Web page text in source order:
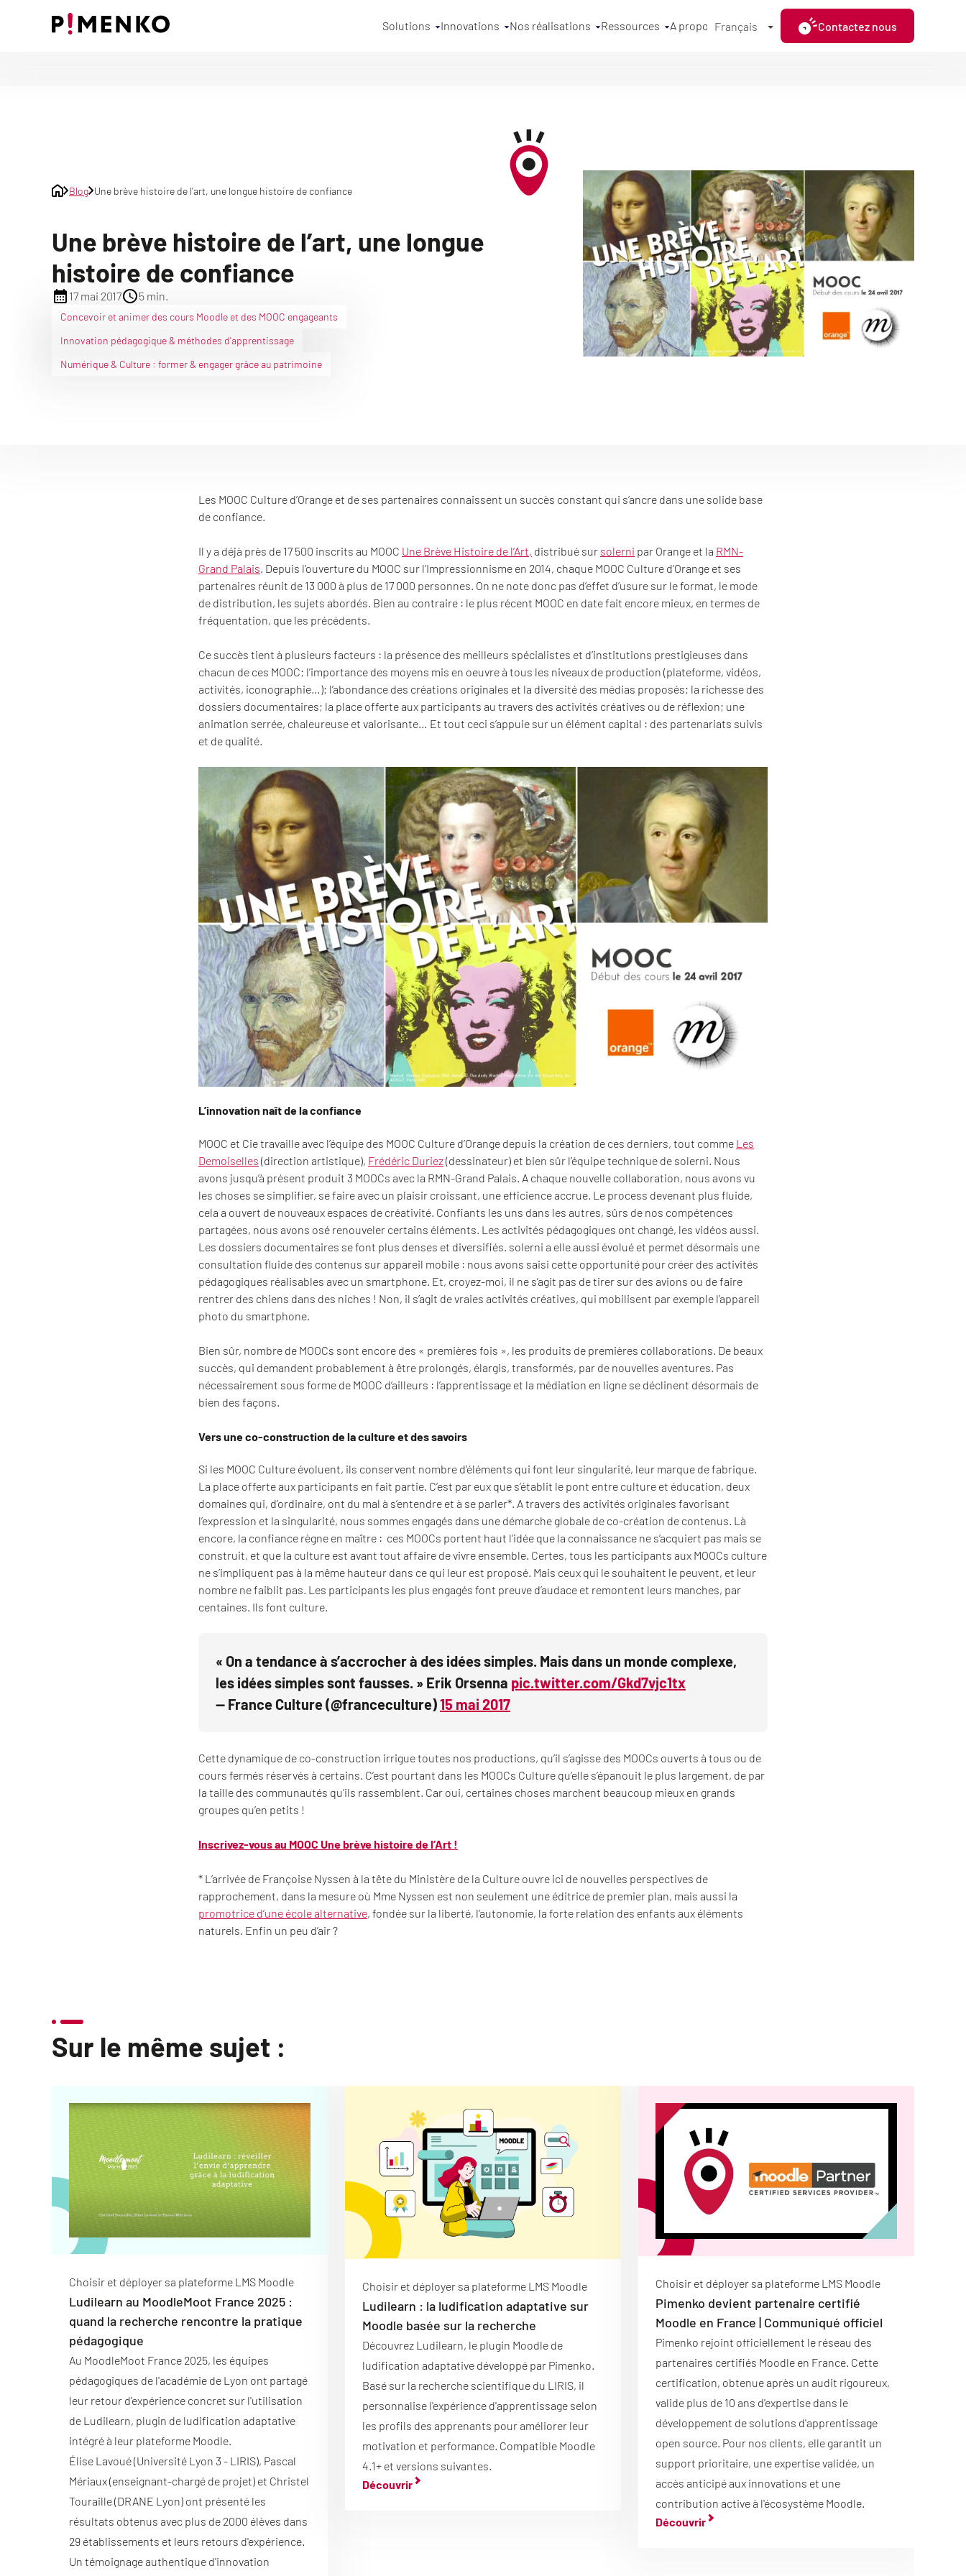
Solutions Innovations Nos réalisations Ressources A propos Français Contactez nous
Blog Une brève histoire de l’art, une longue histoire de confiance
Une brève histoire de l’art, une longue
histoire de confiance
17 mai 2017 5 min.
Concevoir et animer des cours Moodle et des MOOC engageants
Innovation pédagogique & méthodes d'apprentissage
Numérique & Culture : former & engager grâce au patrimoine
Les MOOC Culture d’Orange et de ses partenaires connaissent un succès constant qui s’ancre dans une solide base
de confiance.
Il y a déjà près de 17 500 inscrits au MOOC Une Brève Histoire de l’Art, distribué sur solerni par Orange et la RMN-
Grand Palais. Depuis l’ouverture du MOOC sur l’Impressionnisme en 2014, chaque MOOC Culture d’Orange et ses
partenaires réunit de 13 000 à plus de 17 000 personnes. On ne note donc pas d’effet d’usure sur le format, le mode
de distribution, les sujets abordés. Bien au contraire : le plus récent MOOC en date fait encore mieux, en termes de
fréquentation, que les précédents.
Ce succès tient à plusieurs facteurs : la présence des meilleurs spécialistes et d’institutions prestigieuses dans
chacun de ces MOOC; l’importance des moyens mis en oeuvre à tous les niveaux de production (plateforme, vidéos,
activités, iconographie…); l’abondance des créations originales et la diversité des médias proposés; la richesse des
dossiers documentaires; la place offerte aux participants au travers des activités créatives ou de réflexion; une
animation serrée, chaleureuse et valorisante… Et tout ceci s’appuie sur un élément capital : des partenariats suivis
et de qualité.
L’innovation naît de la confiance
MOOC et Cie travaille avec l’équipe des MOOC Culture d’Orange depuis la création de ces derniers, tout comme Les
Demoiselles (direction artistique), Frédéric Duriez(dessinateur) et bien sûr l’équipe technique de solerni. Nous
avons jusqu’à présent produit 3 MOOCs avec la RMN-Grand Palais. A chaque nouvelle collaboration, nous avons vu
les choses se simplifier, se faire avec un plaisir croissant, une efficience accrue. Le process devenant plus fluide,
cela a ouvert de nouveaux espaces de créativité. Confiants les uns dans les autres, sûrs de nos compétences
partagées, nous avons osé renouveler certains éléments. Les activités pédagogiques ont changé, les vidéos aussi.
Les dossiers documentaires se font plus denses et diversifiés. solerni a elle aussi évolué et permet désormais une
consultation fluide des contenus sur appareil mobile : nous avons saisi cette opportunité pour créer des activités
pédagogiques réalisables avec un smartphone. Et, croyez-moi, il ne s’agit pas de tirer sur des avions ou de faire
rentrer des chiens dans des niches ! Non, il s’agit de vraies activités créatives, qui mobilisent par exemple l’appareil
photo du smartphone.
Bien sûr, nombre de MOOCs sont encore des « premières fois », les produits de premières collaborations. De beaux
succès, qui demandent probablement à être prolongés, élargis, transformés, par de nouvelles aventures. Pas
nécessairement sous forme de MOOC d’ailleurs : l’apprentissage et la médiation en ligne se déclinent désormais de
bien des façons.
Vers une co-construction de la culture et des savoirs
Si les MOOC Culture évoluent, ils conservent nombre d’éléments qui font leur singularité, leur marque de fabrique.
La place offerte aux participants en fait partie. C’est par eux que s’établit le pont entre culture et éducation, deux
domaines qui, d’ordinaire, ont du mal à s’entendre et à se parler*. A travers des activités originales favorisant
l’expression et la singularité, nous sommes engagés dans une démarche globale de co-création de contenus. Là
encore, la confiance règne en maître : ces MOOCs portent haut l’idée que la connaissance ne s’acquiert pas mais se
construit, et que la culture est avant tout affaire de vivre ensemble. Certes, tous les participants aux MOOCs culture
ne s’impliquent pas à la même hauteur dans ce qui leur est proposé. Mais ceux qui le souhaitent le peuvent, et leur
nombre ne faiblit pas. Les participants les plus engagés font preuve d’audace et remontent leurs manches, par
centaines. Ils font culture.
« On a tendance à s’accrocher à des idées simples. Mais dans un monde complexe,
les idées simples sont fausses. » Erik Orsenna pic.twitter.com/Gkd7vjc1tx
— France Culture (@franceculture)15 mai 2017
Cette dynamique de co-construction irrigue toutes nos productions, qu’il s’agisse des MOOCs ouverts à tous ou de
cours fermés réservés à certains. C’est pourtant dans les MOOCs Culture qu’elle s’épanouit le plus largement, de par
la taille des communautés qu’ils rassemblent. Car oui, certaines choses marchent beaucoup mieux en grands
groupes qu’en petits !
Inscrivez-vous au MOOC Une brève histoire de l’Art !
* L’arrivée de Françoise Nyssen à la tête du Ministère de la Culture ouvre ici de nouvelles perspectives de
rapprochement, dans la mesure où Mme Nyssen est non seulement une éditrice de premier plan, mais aussi la
promotrice d’une école alternative, fondée sur la liberté, l’autonomie, la forte relation des enfants aux éléments
naturels. Enfin un peu d’air ?
Sur le même sujet :
Choisir et déployer sa plateforme LMS Moodle
Ludilearn au MoodleMoot France 2025 :
quand la recherche rencontre la pratique
pédagogique
Au MoodleMoot France 2025, les équipes
pédagogiques de l'académie de Lyon ont partagé
leur retour d'expérience concret sur l'utilisation
de Ludilearn, plugin de ludification adaptative
intégré à leur plateforme Moodle.
Élise Lavoué (Université Lyon 3 - LIRIS), Pascal
Mériaux (enseignant-chargé de projet) et Christel
Touraille (DRANE Lyon) ont présenté les
résultats obtenus avec plus de 2000 élèves dans
29 établissements et leurs retours d'expérience.
Un témoignage authentique d'innovation
Choisir et déployer sa plateforme LMS Moodle
Ludilearn : la ludification adaptative sur
Moodle basée sur la recherche
Découvrez Ludilearn, le plugin Moodle de
ludification adaptative développé par Pimenko.
Basé sur la recherche scientifique du LIRIS, il
personnalise l'expérience d'apprentissage selon
les profils des apprenants pour améliorer leur
motivation et performance. Compatible Moodle
4.1+ et versions suivantes.
Découvrir
Choisir et déployer sa plateforme LMS Moodle
Pimenko devient partenaire certifié
Moodle en France | Communiqué officiel
Pimenko rejoint officiellement le réseau des
partenaires certifiés Moodle en France. Cette
certification, obtenue après un audit rigoureux,
valide plus de 10 ans d'expertise dans le
développement de solutions d'apprentissage
open source. Pour nos clients, elle garantit un
support prioritaire, une expertise validée, un
accès anticipé aux innovations et une
contribution active à l'écosystème Moodle.
Découvrir